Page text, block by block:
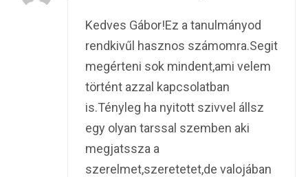
Kedves Gábor!Ez a tanulmányod
rendkivűl hasznos számomra.Segit
megérteni sok mindent,ami velem
történt azzal kapcsolatban
is.Tényleg ha nyitott szivvel állsz
egy olyan tarssal szemben aki
megjatssza a
szerelmet,szeretetet,de valojában